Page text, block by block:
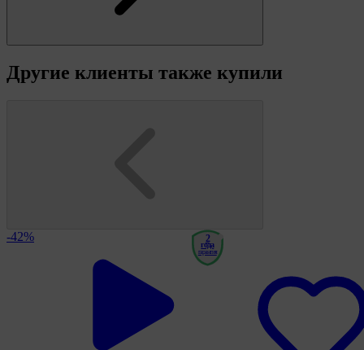
Другие клиенты также купили
-42% 2
года
гарантия